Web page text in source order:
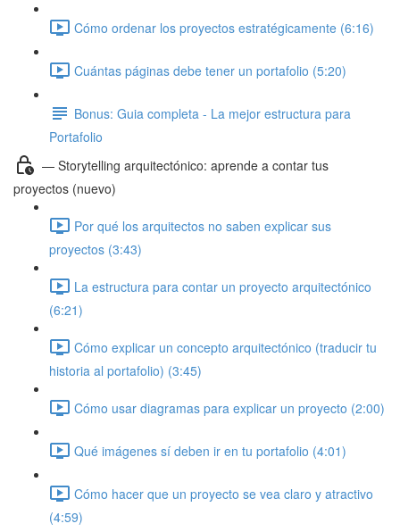
Cómo ordenar los proyectos estratégicamente (6:16)
Cuántas páginas debe tener un portafolio (5:20)
Bonus: Guia completa - La mejor estructura para
Portafolio
— Storytelling arquitectónico: aprende a contar tus
proyectos (nuevo)
Por qué los arquitectos no saben explicar sus
proyectos (3:43)
La estructura para contar un proyecto arquitectónico
(6:21)
Cómo explicar un concepto arquitectónico (traducir tu
historia al portafolio) (3:45)
Cómo usar diagramas para explicar un proyecto (2:00)
Qué imágenes sí deben ir en tu portafolio (4:01)
Cómo hacer que un proyecto se vea claro y atractivo
(4:59)